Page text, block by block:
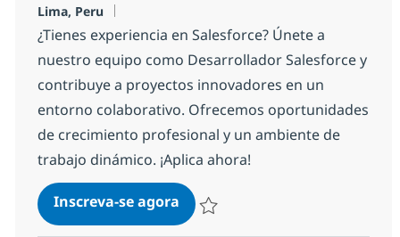
Localização
Lima, Peru
¿Tienes experiencia en Salesforce? Únete a
nuestro equipo como Desarrollador Salesforce y
contribuye a proyectos innovadores en un
entorno colaborativo. Ofrecemos oportunidades
de crecimiento profesional y un ambiente de
trabajo dinámico. ¡Aplica ahora!
Inscreva-se agoraSalesforce Developer Lima